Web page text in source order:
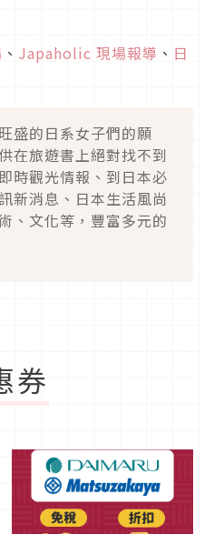
、 Japaholic 現場報導 、 日
盛的日系女子們的願
在旅遊書上絕對找不到
時觀光情報、到日本必
新消息、日本生活風尚
、文化等，豐富多元的
券